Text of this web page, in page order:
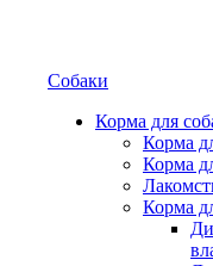
Собаки
Корма для
Корма
Корма
Корма